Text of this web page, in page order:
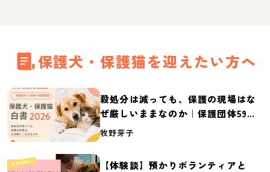
保護犬・保護猫を迎えたい方へ
殺処分は減っても、保護の現場はな
ぜ厳しいままなのか｜保護団体59団
体の実態調査【保護犬・保護猫白書
牧野芽子
【体験談】預かりボランティアと